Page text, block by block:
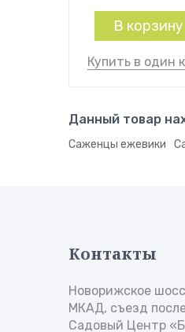
В корзину
Купить в один
Данный товар
Саженцы ежевики
Контакты
Новорижское
МКАД, съезд
Садовый Центр